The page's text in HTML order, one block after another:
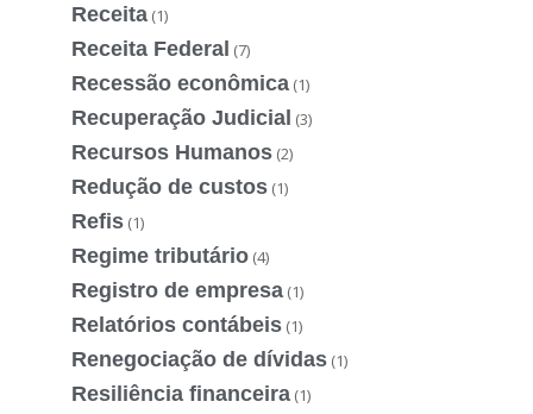
Receita (1)
Receita Federal (7)
Recessão econômica (1)
Recuperação Judicial (3)
Recursos Humanos (2)
Redução de custos (1)
Refis (1)
Regime tributário (4)
Registro de empresa (1)
Relatórios contábeis (1)
Renegociação de dívidas (1)
Resiliência financeira (1)